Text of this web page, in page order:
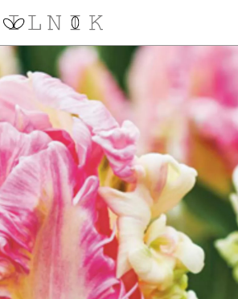
NAROČILO
VAŠA KOŠARICA JE